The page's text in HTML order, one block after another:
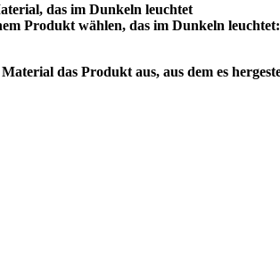
das im Dunkeln leuchtet
Produkt wählen, das im Dunkeln
das Produkt aus, aus dem es